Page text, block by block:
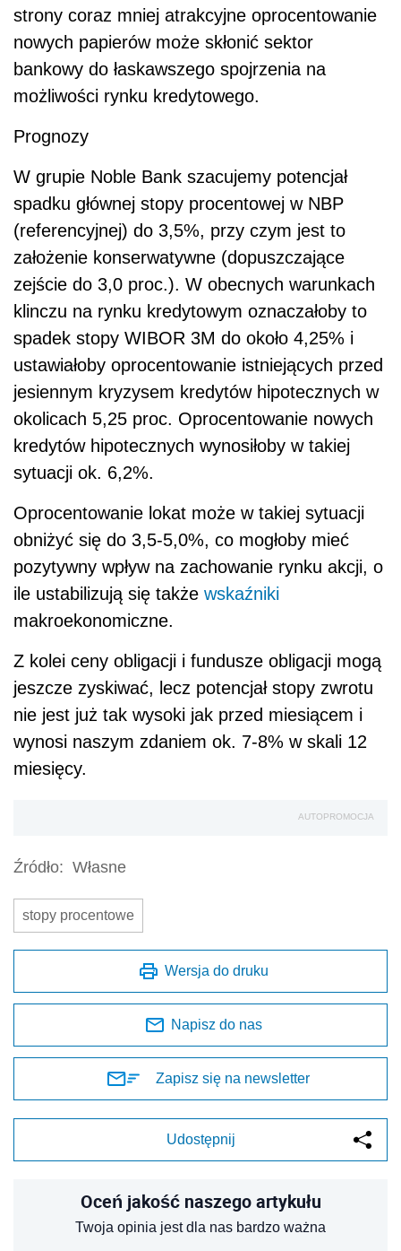
strony coraz mniej atrakcyjne oprocentowanie
nowych papierów może skłonić sektor
bankowy do łaskawszego spojrzenia na
możliwości rynku kredytowego.
Prognozy
W grupie Noble Bank szacujemy potencjał
spadku głównej stopy procentowej w NBP
(referencyjnej) do 3,5%, przy czym jest to
założenie konserwatywne (dopuszczające
zejście do 3,0 proc.). W obecnych warunkach
klinczu na rynku kredytowym oznaczałoby to
spadek stopy WIBOR 3M do około 4,25% i
ustawiałoby oprocentowanie istniejących przed
jesiennym kryzysem kredytów hipotecznych w
okolicach 5,25 proc. Oprocentowanie nowych
kredytów hipotecznych wynosiłoby w takiej
sytuacji ok. 6,2%.
Oprocentowanie lokat może w takiej sytuacji
obniżyć się do 3,5-5,0%, co mogłoby mieć
pozytywny wpływ na zachowanie rynku akcji, o
ile ustabilizują się także wskaźniki
makroekonomiczne.
Z kolei ceny obligacji i fundusze obligacji mogą
jeszcze zyskiwać, lecz potencjał stopy zwrotu
nie jest już tak wysoki jak przed miesiącem i
wynosi naszym zdaniem ok. 7-8% w skali 12
miesięcy.
AUTOPROMOCJA
Źródło: Własne
stopy procentowe
Wersja do druku
Napisz do nas
Zapisz się na newsletter
Udostępnij
Oceń jakość naszego artykułu
Twoja opinia jest dla nas bardzo ważna